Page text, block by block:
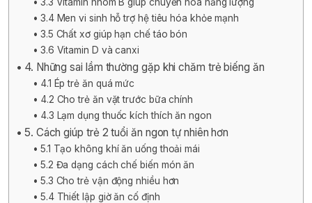
3.4 Men vi sinh hỗ trợ hệ tiêu hóa khỏe mạnh
3.5 Chất xơ giúp hạn chế táo bón
3.6 Vitamin D và canxi
4. Những sai lầm thường gặp khi chăm trẻ biếng ăn
4.1 Ép trẻ ăn quá mức
4.2 Cho trẻ ăn vặt trước bữa chính
4.3 Lạm dụng thuốc kích thích ăn ngon
5. Cách giúp trẻ 2 tuổi ăn ngon tự nhiên hơn
5.1 Tạo không khí ăn uống thoải mái
5.2 Đa dạng cách chế biến món ăn
5.3 Cho trẻ vận động nhiều hơn
5.4 Thiết lập giờ ăn cố định